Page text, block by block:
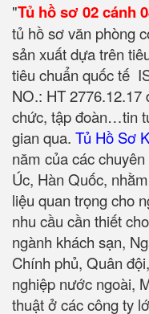
"Tủ hồ sơ 02 cánh
tủ hồ sơ văn phòng
sản xuất dựa trên
tiêu chuẩn quốc tế
NO.: HT
chức, tập đoàn…tin
gian qua. Tủ Hồ Sơ
năm của các
Úc, Hàn Quốc,
liệu quan trọng cho
nhu cầu cần thiết
ngành khách sạn,
Chính phủ, Quân
nghiệp nước ngoài,
thuật ở các công ty